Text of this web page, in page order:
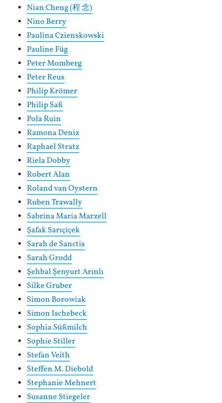
Nian Cheng (程 念)
Nino Berry
Paulina Czienskowski
Pauline Füg
Peter Momberg
Peter Reus
Philip Krömer
Philip Saß
Pola Ruin
Ramona Deniz
Raphael Stratz
Riela Dobby
Robert Alan
Roland van Oystern
Ruben Trawally
Sabrina Maria Marzell
Şafak Sarıçiçek
Sarah de Sanctis
Sarah Grodd
Şehbal Şenyurt Arınlı
Silke Gruber
Simon Borowiak
Simon Ischebeck
Sophia Süßmilch
Sophie Stiller
Stefan Veith
Steffen M. Diebold
Stephanie Mehnert
Susanne Stiegeler